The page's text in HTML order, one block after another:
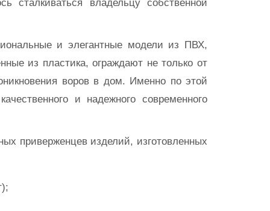
владельцу собственной
и элегантные модели из ПВХ,
из пластика, ограждают не только от
воров в дом. Именно по этой
и надежного современного
приверженцев изделий, изготовленных